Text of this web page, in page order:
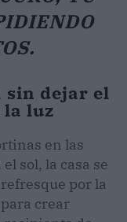
sin dejar el
la luz
en las
sol, la casa se
por la
crear